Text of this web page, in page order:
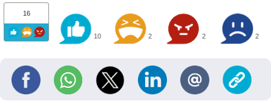
16
10 2 2 2